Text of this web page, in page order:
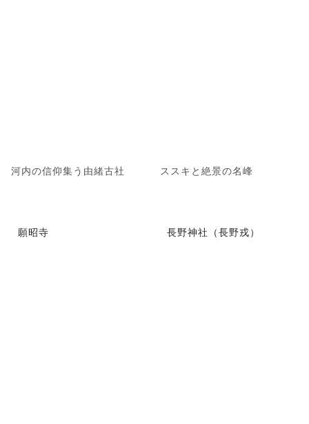
河内の信仰集う由緒古社 ススキと絶景の名峰
願昭寺 長野神社（長野戎）